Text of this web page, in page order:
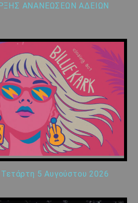
ΑΝΑΝΕΩΣΕΩΝ ΑΔΕΙΩΝ
5 Αυγούστου 2026